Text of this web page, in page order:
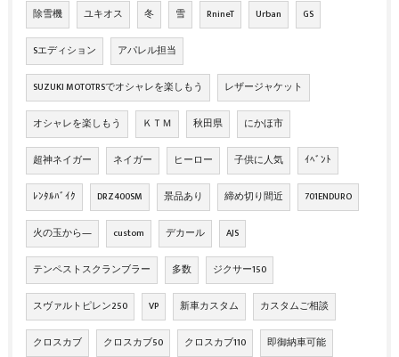
除雪機 ユキオス 冬 雪 RnineT Urban GS
Sエディション アパレル担当
SUZUKI MOTOTRSでオシャレを楽しもう レザージャケット
オシャレを楽しもう ＫＴＭ 秋田県 にかほ市
超神ネイガー ネイガー ヒーロー 子供に人気 ｲﾍﾞﾝﾄ
ﾚﾝﾀﾙﾊﾞｲｸ DRZ400SM 景品あり 締め切り間近 701ENDURO
火の玉から― custom デカール AJS
テンペストスクランブラー 多数 ジクサー150
スヴァルトピレン250 VP 新車カスタム カスタムご相談
クロスカブ クロスカブ50 クロスカブ110 即御納車可能